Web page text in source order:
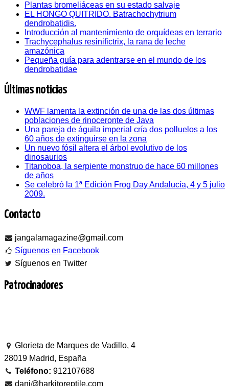
Plantas bromeliáceas en su estado salvaje
EL HONGO QUITRIDO. Batrachochytrium
dendrobatidis.
Introducción al mantenimiento de orquídeas en terrario
Trachycephalus resinifictrix, la rana de leche
amazónica
Pequeña guía para adentrarse en el mundo de los
dendrobatidae
Últimas noticias
WWF lamenta la extinción de una de las dos últimas
poblaciones de rinoceronte de Java
Una pareja de águila imperial cría dos polluelos a los
60 años de extinguirse en la zona
Un nuevo fósil altera el árbol evolutivo de los
dinosaurios
Titanoboa, la serpiente monstruo de hace 60 millones
de años
Se celebró la 1ª Edición Frog Day Andalucía, 4 y 5 julio
2009.
Contacto
jangalamagazine@gmail.com
Síguenos en Facebook
Síguenos en Twitter
Patrocinadores
Glorieta de Marques de Vadillo, 4
28019 Madrid, España
Teléfono: 912107688
dani@harkitoreptile.com